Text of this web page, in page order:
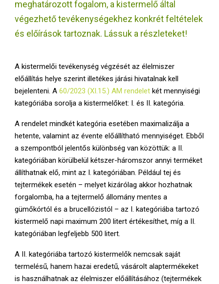
M
N
U
meghatározott fogalom, a kistermelő által
végezhető tevékenységekhez konkrét feltételek
és előírások tartoznak. Lássuk a részleteket!
A kistermelői tevékenység végzését az élelmiszer
előállítás helye szerint illetékes járási hivatalnak kell
bejelenteni. A 60/2023 (XI.15.) AM rendelet két mennyiségi
kategóriába sorolja a kistermelőket: I. és II. kategória.
A rendelet mindkét kategória esetében maximalizálja a
hetente, valamint az évente előállítható mennyiséget. Ebből
a szempontból jelentős különbség van közöttük: a II.
kategóriában körülbelül kétszer-háromszor annyi terméket
állíthatnak elő, mint az I. kategóriában. Például tej és
tejtermékek esetén – melyet kizárólag akkor hozhatnak
forgalomba, ha a tejtermelő állomány mentes a
gümőkórtól és a brucellózistól – az I. kategóriába tartozó
kistermelő napi maximum 200 litert értékesíthet, míg a II.
kategóriában legfeljebb 500 litert.
A II. kategóriába tartozó kistermelők nemcsak saját
termelésű, hanem hazai eredetű, vásárolt alaptermékeket
is használhatnak az élelmiszer előállításához (tejtermékek